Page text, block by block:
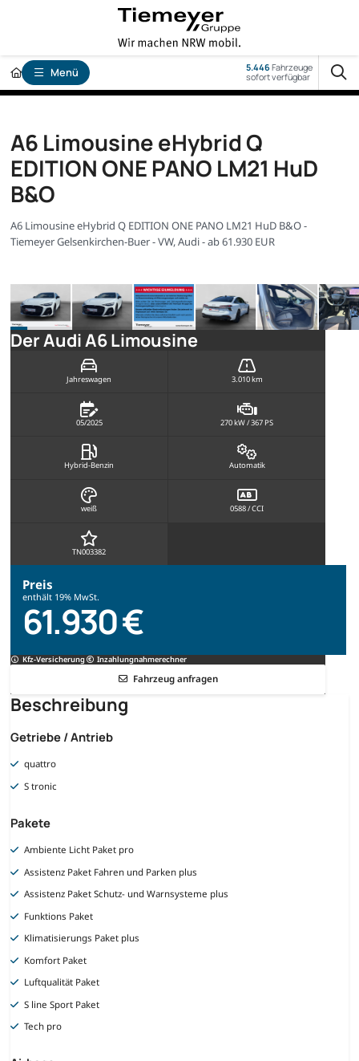
Menü 5.446Fahrzeuge
sofort verfügbar
A6 Limousine eHybrid Q
EDITION ONE PANO LM21 HuD
B&O
A6 Limousine eHybrid Q EDITION ONE PANO LM21 HuD B&O -
Tiemeyer Gelsenkirchen-Buer - VW, Audi - ab 61.930 EUR
Der Audi A6 Limousine
Jahreswagen 3.010 km
05/2025 270 kW / 367 PS
Hybrid-Benzin Automatik
weiß 0588 / CCI
TN003382
Preis
enthält 19% MwSt.
61.930 €
Kfz-Versicherung Inzahlungnahmerechner
Fahrzeug anfragen
Beschreibung
Getriebe / Antrieb
quattro
S tronic
Pakete
Ambiente Licht Paket pro
Assistenz Paket Fahren und Parken plus
Assistenz Paket Schutz- und Warnsysteme plus
Funktions Paket
Klimatisierungs Paket plus
Komfort Paket
Luftqualität Paket
S line Sport Paket
Tech pro